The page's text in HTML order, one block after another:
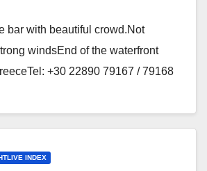
bar with beautiful crowd.Not
windsEnd of the waterfront
+30 22890 79167 / 79168
INDEX